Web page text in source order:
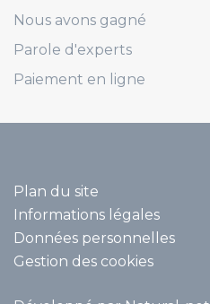
Nous avons gagné
Parole d'experts
Paiement en ligne
Plan du site
Informations légales
Données personnelles
Gestion des cookies